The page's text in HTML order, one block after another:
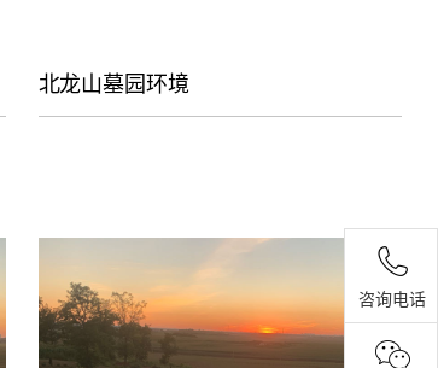
北龙山墓园环境
咨询电话